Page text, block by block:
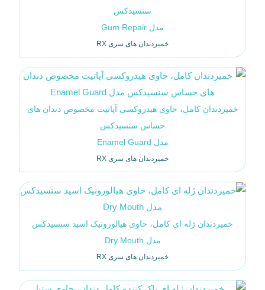
خمیردندان های سری RX
سنسیدکس
مدل Gum Repair
خمیردندان های سری RX
خمیردندان کامل، حاوی هیدروکسی آپاتیت مخصوص دندان های
حساس سنسیدکس
مدل Enamel Guard
خمیردندان های سری RX
خمیردندان ژله ای کامل، حاوی هیالورونیک اسید سنسیدکس
مدل Dry Mouth